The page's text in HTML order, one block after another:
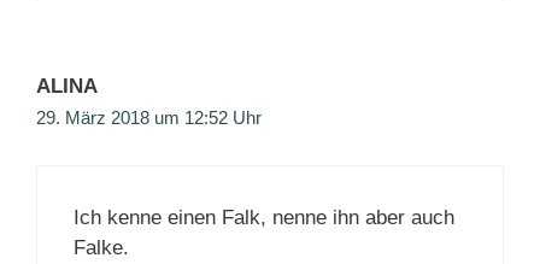
ALINA
29. März 2018 um 12:52 Uhr
Ich kenne einen Falk, nenne ihn aber auch
Falke.